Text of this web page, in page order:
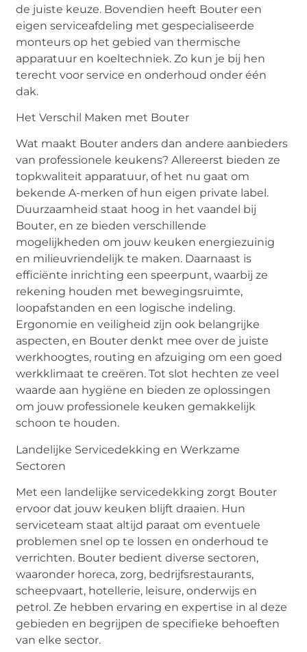
de juiste keuze. Bovendien heeft Bouter een
eigen serviceafdeling met gespecialiseerde
monteurs op het gebied van thermische
apparatuur en koeltechniek. Zo kun je bij hen
terecht voor service en onderhoud onder één
dak.
Het Verschil Maken met Bouter
Wat maakt Bouter anders dan andere aanbieders
van professionele keukens? Allereerst bieden ze
topkwaliteit apparatuur, of het nu gaat om
bekende A-merken of hun eigen private label.
Duurzaamheid staat hoog in het vaandel bij
Bouter, en ze bieden verschillende
mogelijkheden om jouw keuken energiezuinig
en milieuvriendelijk te maken. Daarnaast is
efficiënte inrichting een speerpunt, waarbij ze
rekening houden met bewegingsruimte,
loopafstanden en een logische indeling.
Ergonomie en veiligheid zijn ook belangrijke
aspecten, en Bouter denkt mee over de juiste
werkhoogtes, routing en afzuiging om een goed
werkklimaat te creëren. Tot slot hechten ze veel
waarde aan hygiëne en bieden ze oplossingen
om jouw professionele keuken gemakkelijk
schoon te houden.
Landelijke Servicedekking en Werkzame
Sectoren
Met een landelijke servicedekking zorgt Bouter
ervoor dat jouw keuken blijft draaien. Hun
serviceteam staat altijd paraat om eventuele
problemen snel op te lossen en onderhoud te
verrichten. Bouter bedient diverse sectoren,
waaronder horeca, zorg, bedrijfsrestaurants,
scheepvaart, hotellerie, leisure, onderwijs en
petrol. Ze hebben ervaring en expertise in al deze
gebieden en begrijpen de specifieke behoeften
van elke sector.